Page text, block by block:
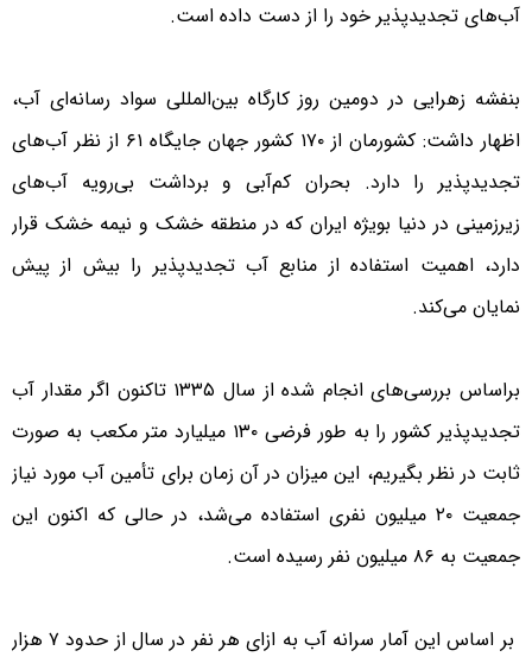
آب‌های تجدیدپذیر خود را از دست داده است.
بنفشه زهرایی در دومین روز کارگاه بین‌المللی سواد رسانه‌ای آب،
اظهار داشت: کشورمان از ۱۷۰ کشور جهان جایگاه ۶۱ از نظر آب‌های
تجدیدپذیر را دارد. بحران کم‌آبی و برداشت بی‌رویه آب‌های
زیرزمینی در دنیا بویژه ایران که در منطقه خشک و نیمه خشک قرار
دارد، اهمیت استفاده از منابع آب تجدیدپذیر را بیش از پیش
نمایان می‌کند.
براساس بررسی‌های انجام شده از سال ۱۳۳۵ تاکنون اگر مقدار آب
تجدیدپذیر کشور را به طور فرضی ۱۳۰ میلیارد متر مکعب به صورت
ثابت در نظر بگیریم، این میزان در آن زمان برای تأمین آب مورد نیاز
جمعیت ۲۰ میلیون نفری استفاده می‌شد، در حالی که اکنون این
جمعیت به ۸۶ میلیون نفر رسیده است.
بر اساس این آمار سرانه آب به ازای هر نفر در سال از حدود ۷ هزار